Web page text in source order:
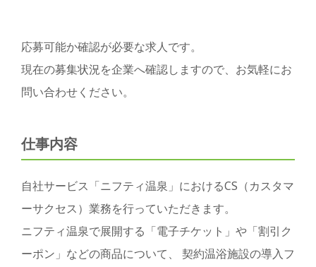
応募可能か確認が必要な求人です。
現在の募集状況を企業へ確認しますので、お気軽にお
問い合わせください。
仕事内容
自社サービス「ニフティ温泉」におけるCS（カスタマ
ーサクセス）業務を行っていただきます。
ニフティ温泉で展開する「電子チケット」や「割引ク
ーポン」などの商品について、 契約温浴施設の導入フ